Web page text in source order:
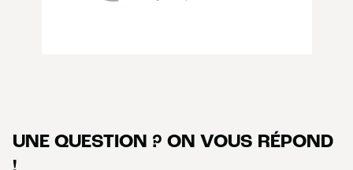
UNE QUESTION ? ON VOUS RÉPOND